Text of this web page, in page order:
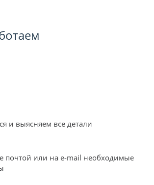
и выясняем все детали
почтой или на e-mail необходимые